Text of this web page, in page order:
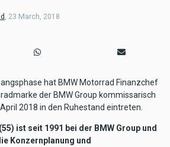
23 March, 2018
hat BMW Motorrad Finanzchef
der BMW Group kommissarisch
2018 in den Ruhestand eintreten.
ist seit 1991 bei der BMW Group und
Konzernplanung und